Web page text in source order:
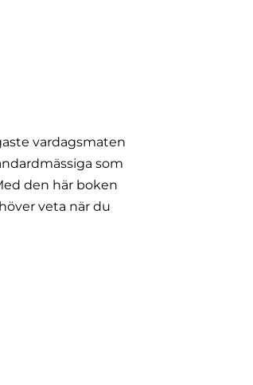
vardagsmaten
som
den här boken
veta när du